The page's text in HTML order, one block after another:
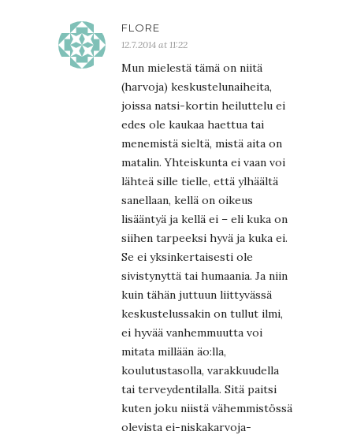
FLORE
12.7.2014 at 11:22
Mun mielestä tämä on niitä
(harvoja) keskustelunaiheita,
joissa natsi-kortin heiluttelu ei
edes ole kaukaa haettua tai
menemistä sieltä, mistä aita on
matalin. Yhteiskunta ei vaan voi
lähteä sille tielle, että ylhäältä
sanellaan, kellä on oikeus
lisääntyä ja kellä ei – eli kuka on
siihen tarpeeksi hyvä ja kuka ei.
Se ei yksinkertaisesti ole
sivistynyttä tai humaania. Ja niin
kuin tähän juttuun liittyvässä
keskustelussakin on tullut ilmi,
ei hyvää vanhemmuutta voi
mitata millään äo:lla,
koulutustasolla, varakkuudella
tai terveydentilalla. Sitä paitsi
kuten joku niistä vähemmistössä
olevista ei-niskakarvoja-